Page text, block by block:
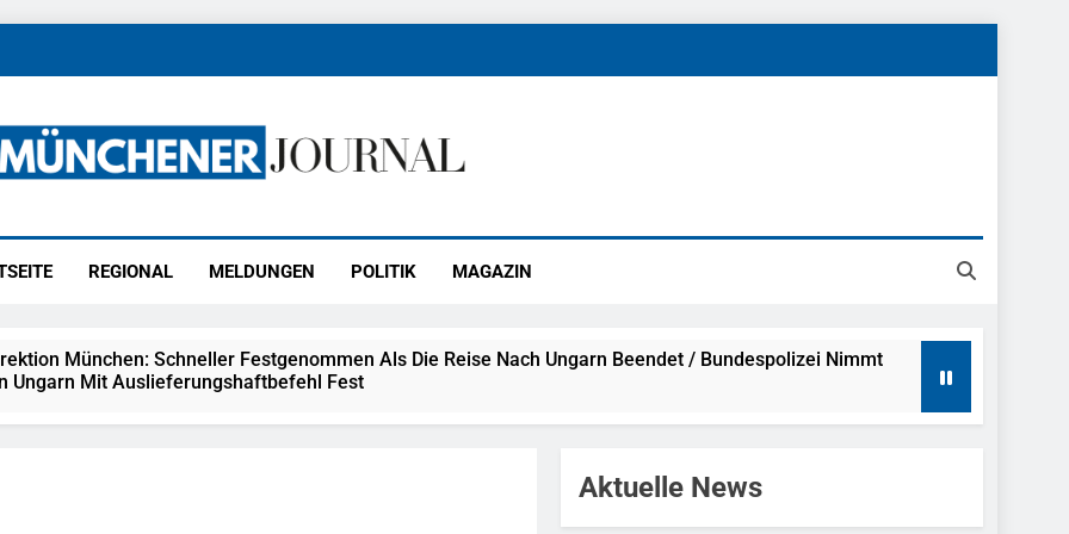
REGIONAL MELDUNGEN POLITIK MAGAZIN
München: Schneller Festgenommen Als Die Reise Nach Ungarn Beendet / Bundespolizei Nimmt
Ungarn Mit Auslieferungshaftbefehl Fest
Aktuelle News